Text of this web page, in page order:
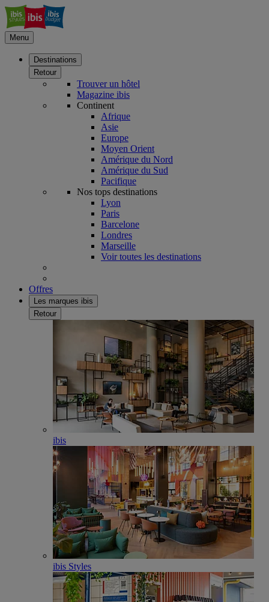
Menu
Destinations
Retour
Trouver un hôtel
Magazine ibis
Continent
Afrique
Asie
Europe
Moyen Orient
Amérique du Nord
Amérique du Sud
Pacifique
Nos tops destinations
Lyon
Paris
Barcelone
Londres
Marseille
Voir toutes les destinations
Offres
Les marques ibis
Retour
ibis
ibis Styles